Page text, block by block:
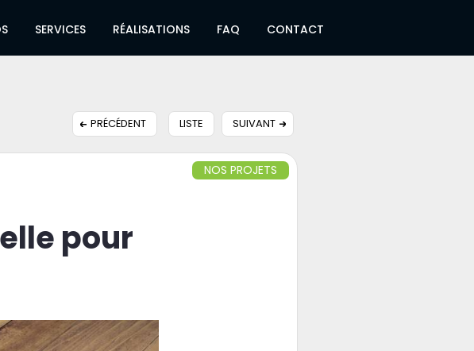
SERVICES RÉALISATIONS FAQ CONTACT
PRÉCÉDENT LISTE SUIVANT
NOS PROJETS
pour